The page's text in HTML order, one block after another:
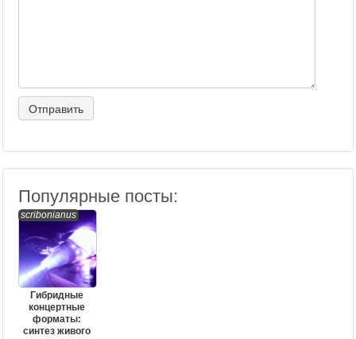
Популярные посты:
scribonianus
Гибридные
концертные
форматы:
синтез живого